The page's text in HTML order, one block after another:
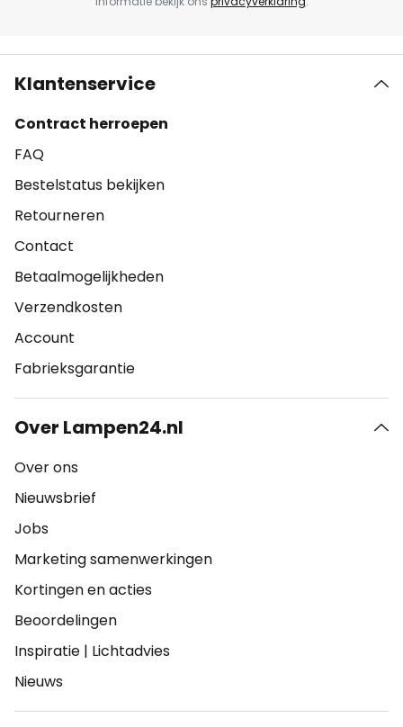
Klantenservice
Contract herroepen
FAQ
Bestelstatus bekijken
Retourneren
Contact
Betaalmogelijkheden
Verzendkosten
Account
Fabrieksgarantie
Over Lampen24.nl
Over ons
Nieuwsbrief
Jobs
Marketing samenwerkingen
Kortingen en acties
Beoordelingen
Inspiratie | Lichtadvies
Nieuws